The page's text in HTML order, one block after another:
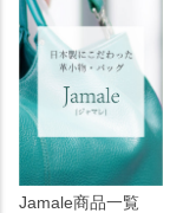
Jamale商品一覧